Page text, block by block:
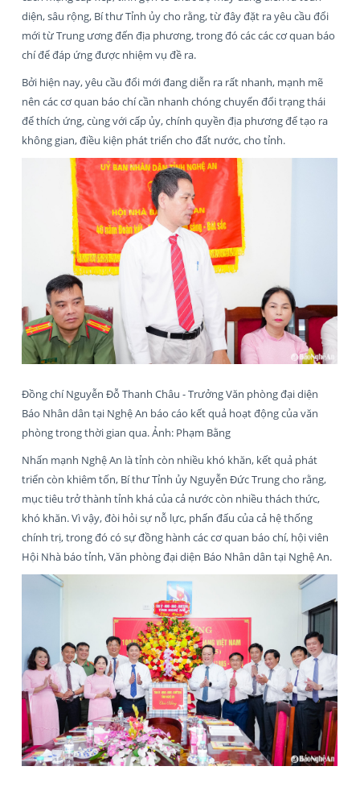
diện, sâu rộng, Bí thư Tỉnh ủy cho rằng, từ đây đặt ra yêu cầu đổi
mới từ Trung ương đến địa phương, trong đó các các cơ quan báo
chí để đáp ứng được nhiệm vụ đề ra.
Bởi hiện nay, yêu cầu đổi mới đang diễn ra rất nhanh, mạnh mẽ
nên các cơ quan báo chí cần nhanh chóng chuyển đổi trạng thái
để thích ứng, cùng với cấp ủy, chính quyền địa phương để tạo ra
không gian, điều kiện phát triển cho đất nước, cho tỉnh.
Đồng chí Nguyễn Đỗ Thanh Châu - Trưởng Văn phòng đại diện
Báo Nhân dân tại Nghệ An báo cáo kết quả hoạt động của văn
phòng trong thời gian qua. Ảnh: Phạm Bằng
Nhấn mạnh Nghệ An là tỉnh còn nhiều khó khăn, kết quả phát
triển còn khiêm tốn, Bí thư Tỉnh ủy Nguyễn Đức Trung cho rằng,
mục tiêu trở thành tỉnh khá của cả nước còn nhiều thách thức,
khó khăn. Vì vậy, đòi hỏi sự nỗ lực, phấn đấu của cả hệ thống
chính trị, trong đó có sự đồng hành các cơ quan báo chí, hội viên
Hội Nhà báo tỉnh, Văn phòng đại diện Báo Nhân dân tại Nghệ An.